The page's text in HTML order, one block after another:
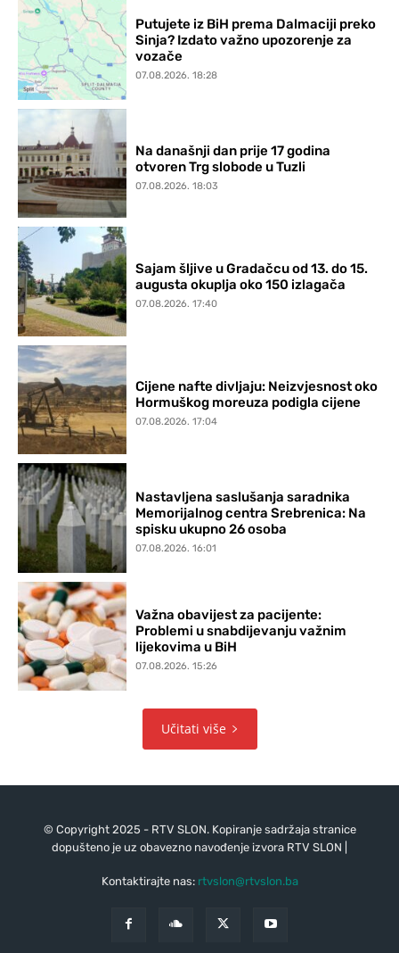
Putujete iz BiH prema Dalmaciji preko
Sinja? Izdato važno upozorenje za
vozače
07.08.2026. 18:28
Na današnji dan prije 17 godina
otvoren Trg slobode u Tuzli
07.08.2026. 18:03
Sajam šljive u Gradačcu od 13. do 15.
augusta okuplja oko 150 izlagača
07.08.2026. 17:40
Cijene nafte divljaju: Neizvjesnost oko
Hormuškog moreuza podigla cijene
07.08.2026. 17:04
Nastavljena saslušanja saradnika
Memorijalnog centra Srebrenica: Na
spisku ukupno 26 osoba
07.08.2026. 16:01
Važna obavijest za pacijente:
Problemi u snabdijevanju važnim
lijekovima u BiH
07.08.2026. 15:26
Učitati više
© Copyright 2025 - RTV SLON. Kopiranje sadržaja stranice
dopušteno je uz obavezno navođenje izvora RTV SLON |
Kontaktirajte nas: rtvslon@rtvslon.ba